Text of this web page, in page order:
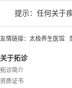
提示：任何关于
友情链接： 太极养生医馆
关于拓诊
拓诊简介
资质证书